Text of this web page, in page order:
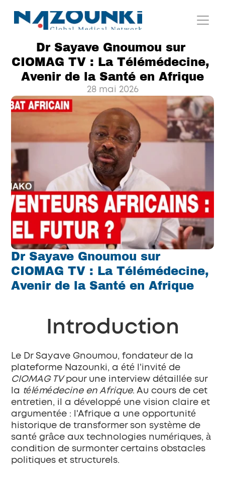
Dr Sayave Gnoumou sur
CIOMAG TV : La Télémédecine,
Avenir de la Santé en Afrique
28 mai 2026
Dr Sayave Gnoumou sur
CIOMAG TV : La Télémédecine,
Avenir de la Santé en Afrique
Introduction
Le Dr Sayave Gnoumou, fondateur de la
CIOMAG TV pour une interview détaillée sur
la télémédecine en Afrique. Au cours de cet
entretien, il a développé une vision claire et
argumentée : l'Afrique a une opportunité
historique de transformer son système de
santé grâce aux technologies numériques, à
condition de surmonter certains obstacles
politiques et structurels.